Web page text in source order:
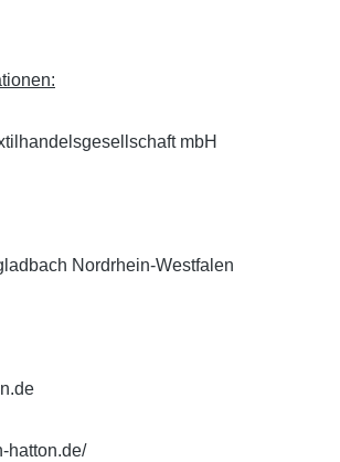
mbH
Nordrhein-Westfalen
hatton.de/